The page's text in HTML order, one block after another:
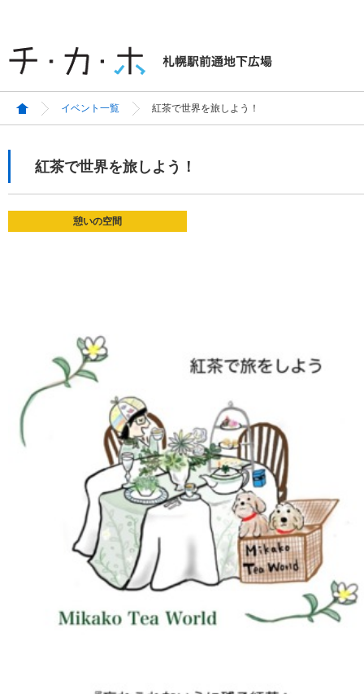
イベント一覧 紅茶で世界を旅しよう！
紅茶で世界を旅しよう！
憩いの空間